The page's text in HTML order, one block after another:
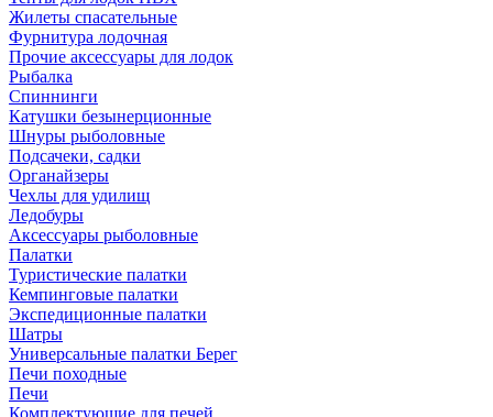
Жилеты спасательные
Фурнитура лодочная
Прочие аксессуары для лодок
Рыбалка
Спиннинги
Катушки безынерционные
Шнуры рыболовные
Подсачеки, садки
Органайзеры
Чехлы для удилищ
Ледобуры
Аксессуары рыболовные
Палатки
Туристические палатки
Кемпинговые палатки
Экспедиционные палатки
Шатры
Универсальные палатки Берег
Печи походные
Печи
Комплектующие для печей